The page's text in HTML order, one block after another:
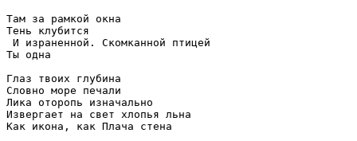
Там за рамкой окна
Тень клубится
И израненной. Скомканной птицей
Ты одна
Глаз твоих глубина
Словно море печали
Лика оторопь изначально
Извергает на свет хлопья льна
Как икона, как Плача стена